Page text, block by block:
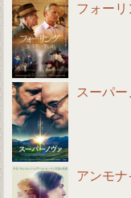
フォー
スーパー
アンモ